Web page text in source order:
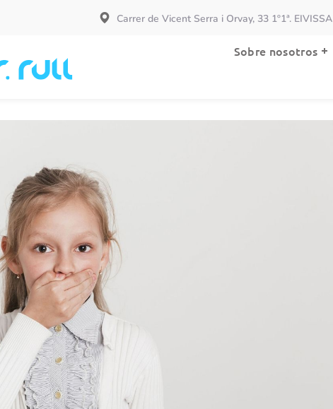
Carrer de Vicent Serra i Orvay, 33 1º1ª. EIVISSA
Sobre nosotros
Especialidades